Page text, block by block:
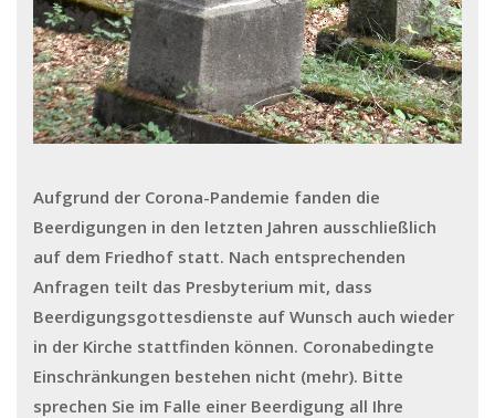
Aufgrund der Corona-Pandemie fanden die
Beerdigungen in den letzten Jahren ausschließlich
auf dem Friedhof statt. Nach entsprechenden
Anfragen teilt das Presbyterium mit, dass
Beerdigungsgottesdienste auf Wunsch auch wieder
in der Kirche stattfinden können. Coronabedingte
Einschränkungen bestehen nicht (mehr). Bitte
sprechen Sie im Falle einer Beerdigung all Ihre